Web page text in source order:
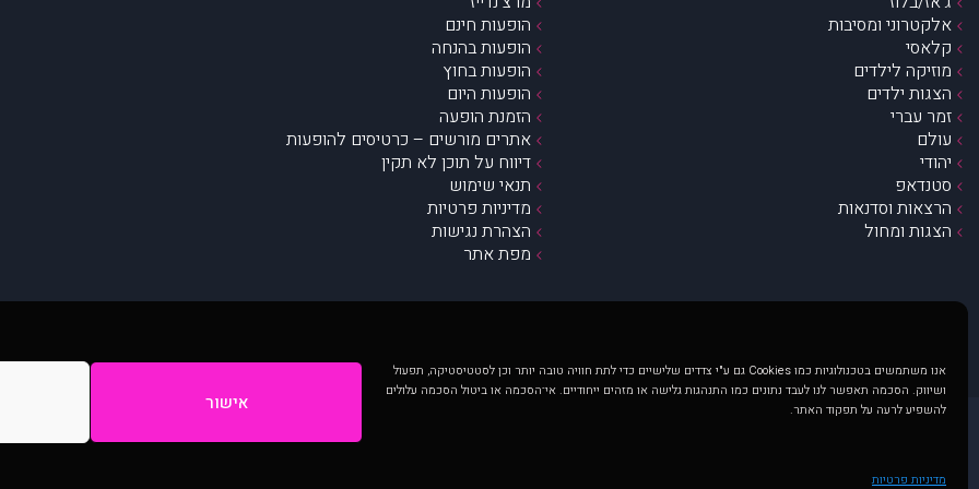
אנו משתמשים בטכנולוגיות כמו Cookies גם ע"י צדדים שלישיים כדי לתת חוויה טובה יותר וכן לסטטיסטיקה, תפעול
ושיווק. הסכמה תאפשר לנו לעבד נתונים כמו התנהגות גלישה או מזהים ייחודיים. אי־הסכמה או ביטול הסכמה עלולים
להשפיע לרעה על תפקוד האתר.
אישור
מדיניות פרטיות
אלקטרוני ומסיבות
קלאסי
מוזיקה לילדים
הצגות ילדים
זמר עברי
עולם
יהודי
סטנדאפ
הרצאות וסדנאות
הצגות ומחול
הופעות חינם
הופעות בהנחה
הופעות בחוץ
הופעות היום
הזמנת הופעה
אתרים מורשים – כרטיסים להופעות
דיווח על תוכן לא תקין
תנאי שימוש
מדיניות פרטיות
הצהרת נגישות
מפת אתר